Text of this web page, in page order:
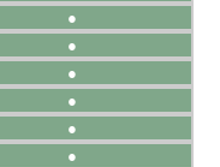
●
●
●
●
●
●